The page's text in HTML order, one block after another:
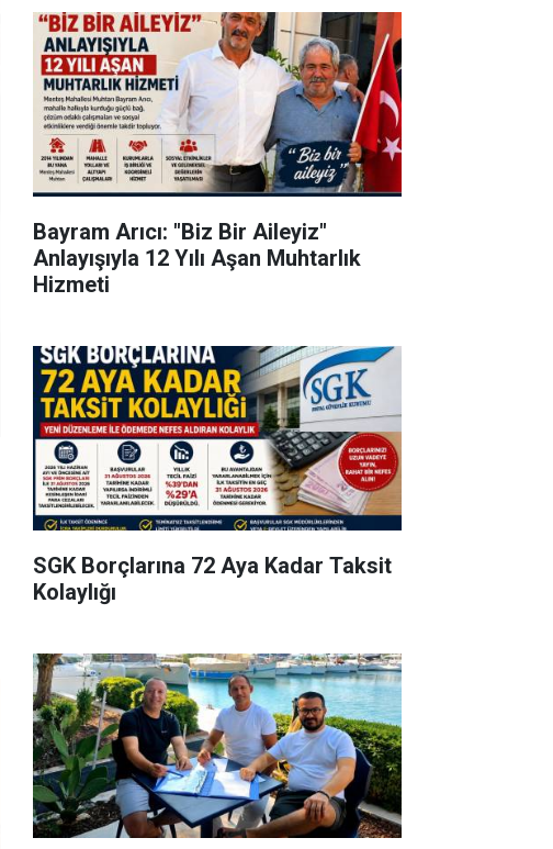
Bayram Arıcı: "Biz Bir Aileyiz"
Anlayışıyla 12 Yılı Aşan Muhtarlık
Hizmeti
SGK Borçlarına 72 Aya Kadar Taksit
Kolaylığı